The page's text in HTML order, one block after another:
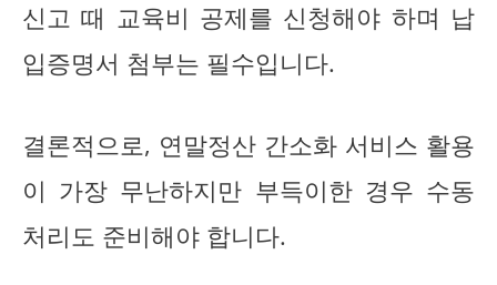
신고 때 교육비 공제를 신청해야 하며 납
입증명서 첨부는 필수입니다.
결론적으로, 연말정산 간소화 서비스 활용
이 가장 무난하지만 부득이한 경우 수동
처리도 준비해야 합니다.